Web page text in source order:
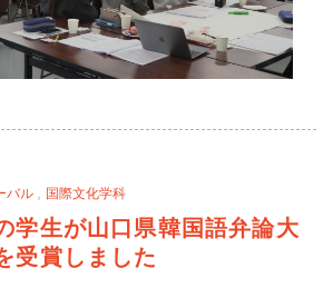
バル 国際文化学科
学生が山口県韓国語弁論大
受賞しました